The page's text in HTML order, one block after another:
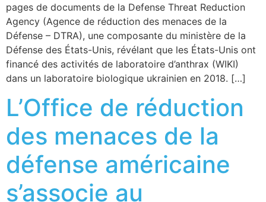
pages de documents de la Defense Threat Reduction
Agency (Agence de réduction des menaces de la
Défense – DTRA), une composante du ministère de la
Défense des États-Unis, révélant que les États-Unis ont
financé des activités de laboratoire d’anthrax (WIKI)
dans un laboratoire biologique ukrainien en 2018. […]
L’Office de réduction
des menaces de la
défense américaine
s’associe au